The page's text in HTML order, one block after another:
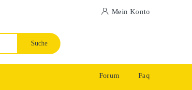
Mein Konto
Suche
Forum Faq